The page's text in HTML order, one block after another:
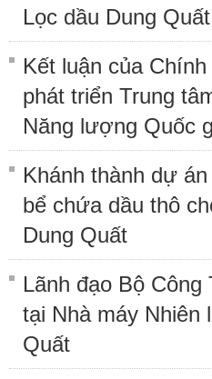
Lọc dầu Dung Quất
Kết luận của
phát triển Trung
Năng lượng Quốc
Khánh thành dự
bể chứa dầu thô
Dung Quất
Lãnh đạo Bộ
tại Nhà máy Nhiên
Quất